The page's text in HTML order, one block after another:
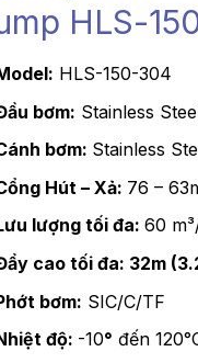
HLS-
HLS-150-304
bơm: Stainless
bơm: Stainless
Hút – Xả: 76 –
lượng tối đa:60
cao tối đa: 32m
bơm: SIC/C/TF
độ: -10° đến